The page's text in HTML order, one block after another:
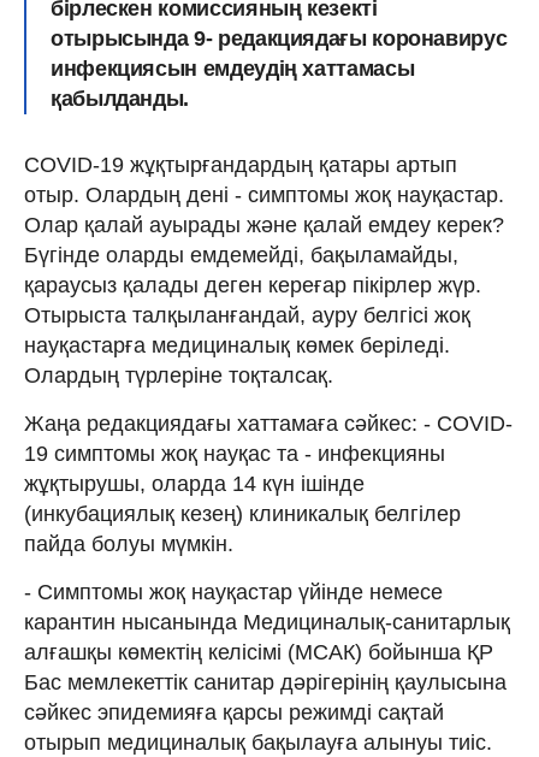
бірлескен комиссияның кезекті
отырысында 9- редакциядағы коронавирус
инфекциясын емдеудің хаттамасы
қабылданды.
COVID-19 жұқтырғандардың қатары артып
отыр. Олардың дені - симптомы жоқ науқастар.
Олар қалай ауырады және қалай емдеу керек?
Бүгінде оларды емдемейді, бақыламайды,
қараусыз қалады деген кереғар пікірлер жүр.
Отырыста талқыланғандай, ауру белгісі жоқ
науқастарға медициналық көмек беріледі.
Олардың түрлеріне тоқталсақ.
Жаңа редакциядағы хаттамаға сәйкес: - COVID-
19 симптомы жоқ науқас та - инфекцияны
жұқтырушы, оларда 14 күн ішінде
(инкубациялық кезең) клиникалық белгілер
пайда болуы мүмкін.
- Симптомы жоқ науқастар үйінде немесе
карантин нысанында Медициналық-санитарлық
алғашқы көмектің келісімі (МСАК) бойынша ҚР
Бас мемлекеттік санитар дәрігерінің қаулысына
сәйкес эпидемияға қарсы режимді сақтай
отырып медициналық бақылауға алынуы тиіс.